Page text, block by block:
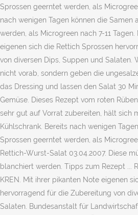
Sprossen geerntet werden, als
nach wenigen Tagen können die Samen
werden, als Microgreen nach 7-11
eigenen sich die Rettich Sprossen
von diversen Dips, Suppen und Salaten.
nicht vorab, sondern geben die
das Dressing und lassen den Salat 30
Gemüse. Dieses Rezept vom roten
sehr gut auf Vorrat zubereiten, hält sich
Kühlschrank. Bereits nach wenigen
Sprossen geerntet werden, als
Rettich-Wurst-Salat 03.04.2007. Diese
blanchiert werden. Tipps zum Rezept ...
KREN. Mit ihrer pikanten Note eigenen
hervorragend für die Zubereitung von
Salaten. Bundesanstalt für